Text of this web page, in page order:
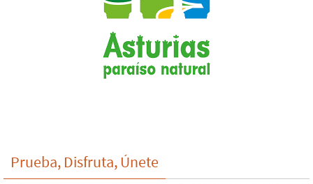
Prueba, Disfruta, Únete